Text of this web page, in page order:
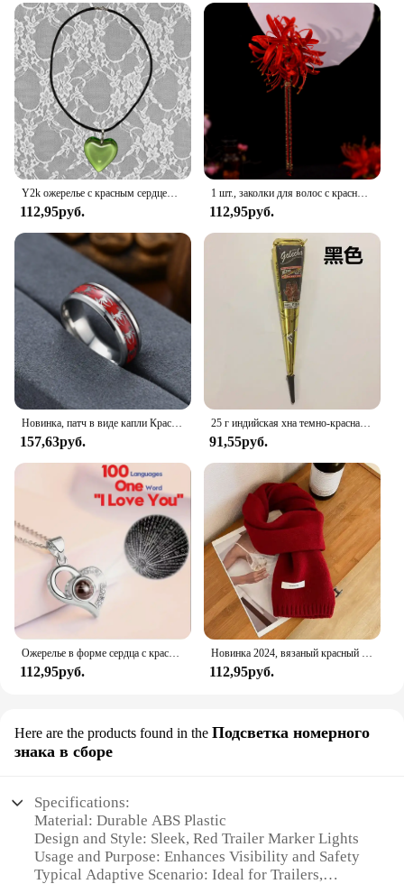
Y2k ожерелье с красным сердцем для женщин, модные винтажные подвески с большими сердечками, ожерелья, веревочная цепочка, подарок для девочек, готические ювелирные аксессуары
112,95руб.
1 шт., заколки для волос с красным цветком, боковые зажимы, элегантный головной убор с цветочным принтом, цепочка с кисточками, головные уборы для женщин, невеста, китайские свадебные украшения для волос
112,95руб.
Новинка, патч в виде капли Красного паука, мужские и женские кольца, готические персонализированные ювелирные браслеты 2024
157,63руб.
25 г индийская хна темно-красная паста для татуировки временные конусы хны для татуировки боди-арт наклейка специальная краска для боди-арта хна
91,55руб.
Ожерелье в форме сердца с красной розой в подарочной упаковке — День святого Валентина, юбилей, день рождения, подарок на день матери для женщин, мамы, жены
112,95руб.
Новинка 2024, вязаный красный шарф для женщин, зимний простой классический однотонный шарф, мужской шарф для пар, новый мягкий теплый шерстяной шарф
112,95руб.
Here are the products found in the Подсветка номерного
знака в сборе
Specifications:
Material: Durable ABS Plastic
Design and Style: Sleek, Red Trailer Marker Lights
Usage and Purpose: Enhances Visibility and Safety
Typical Adaptive Scenario: Ideal for Trailers,